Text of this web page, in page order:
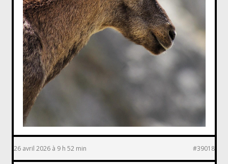
26 avril 2026 à 9 h 52 min #39018